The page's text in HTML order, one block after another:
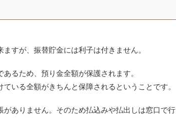
すが、振替貯金には利子は付きません。
るため、預り金全額が保護されます。
いる全額がきちんと保障されるということです。
ありません。そのため払込みや払出しは窓口で行